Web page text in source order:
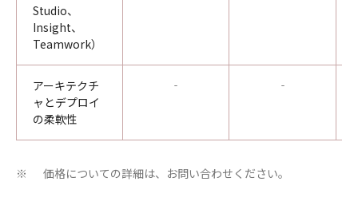
Studio、
Insight、
Teamwork）
アーキテクチ
ャとデプロイ
の柔軟性
‐ ‐
※ 価格についての詳細は、お問い合わせください。